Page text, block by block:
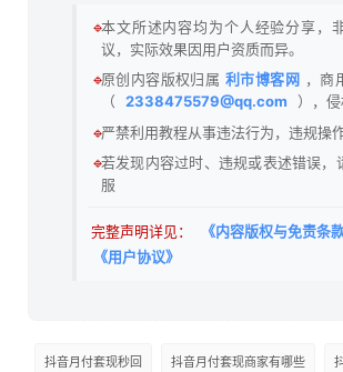
🔹本文所述内容均为个人经验分享，
议，实际效果因用户资质而异。
🔹原创内容版权归属 利市博客网 ，商
（
2338475579@qq.com
），侵
🔹严禁利用教程从事违法行为，违规操
🔹若发现内容过时、违规或表述错误，
服
完整声明详见：
《内容版权与免责条款
《用户协议》
抖音月付套现秒回 抖音月付套现商家有哪些